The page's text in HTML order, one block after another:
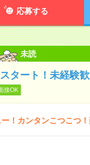
応募する
未読
タート！未経験
接OK
！カンタンこつこつ